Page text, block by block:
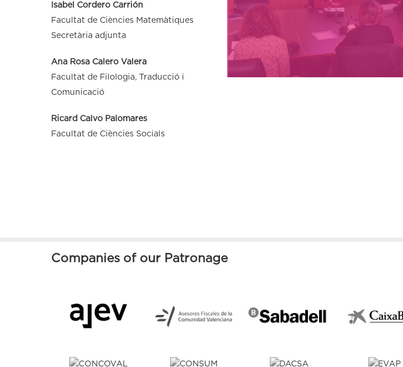
Isabel Cordero Carrión
Facultat de Ciències Matemàtiques
Secretària adjunta
Ana Rosa Calero Valera
Facultat de Filologia, Traducció i
Comunicació
Ricard Calvo Palomares
Facultat de Ciències Socials
Companies of our Patronage